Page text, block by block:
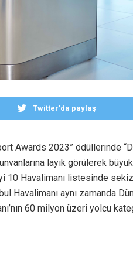
Twitter'da paylaş
Awards 2023” ödüllerinde
layık görülerek
İyi 10 Havalimanı listesinde
Havalimanı aynı zamanda
60 milyon üzeri yolcu